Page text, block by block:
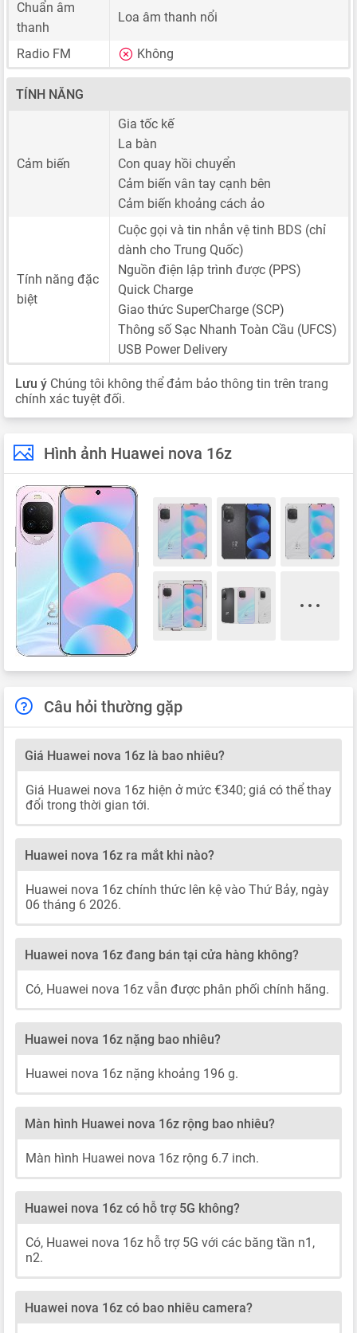
Chuẩn âm
thanh
Loa âm thanh nổi
Radio FM Không
TÍNH NĂNG
Cảm biến
Gia tốc kế
La bàn
Con quay hồi chuyển
Cảm biến vân tay cạnh bên
Cảm biến khoảng cách ảo
Tính năng đặc
biệt
Cuộc gọi và tin nhắn vệ tinh BDS (chỉ
dành cho Trung Quốc)
Nguồn điện lập trình được (PPS)
Quick Charge
Giao thức SuperCharge (SCP)
Thông số Sạc Nhanh Toàn Cầu (UFCS)
USB Power Delivery
Lưu ý Chúng tôi không thể đảm bảo thông tin trên trang
chính xác tuyệt đối.
Hình ảnh Huawei nova 16z
Câu hỏi thường gặp
Giá Huawei nova 16z là bao nhiêu?
Giá Huawei nova 16z hiện ở mức €340; giá có thể thay
đổi trong thời gian tới.
Huawei nova 16z ra mắt khi nào?
Huawei nova 16z chính thức lên kệ vào Thứ Bảy, ngày
06 tháng 6 2026.
Huawei nova 16z đang bán tại cửa hàng không?
Có, Huawei nova 16z vẫn được phân phối chính hãng.
Huawei nova 16z nặng bao nhiêu?
Huawei nova 16z nặng khoảng 196 g.
Màn hình Huawei nova 16z rộng bao nhiêu?
Màn hình Huawei nova 16z rộng 6.7 inch.
Huawei nova 16z có hỗ trợ 5G không?
Có, Huawei nova 16z hỗ trợ 5G với các băng tần n1,
n2.
Huawei nova 16z có bao nhiêu camera?